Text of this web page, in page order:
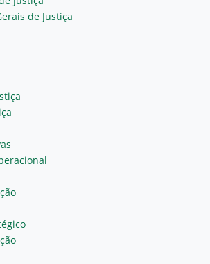
de Justiça